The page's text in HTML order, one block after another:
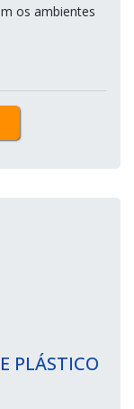
os ambientes
PLÁSTICO